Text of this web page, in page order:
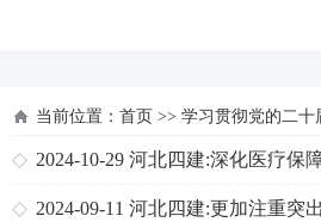
当前位置： 首页 >> 学习贯彻党的二十
2024-10-29 河北四建:深化医疗保
2024-09-11 河北四建:更加注重突